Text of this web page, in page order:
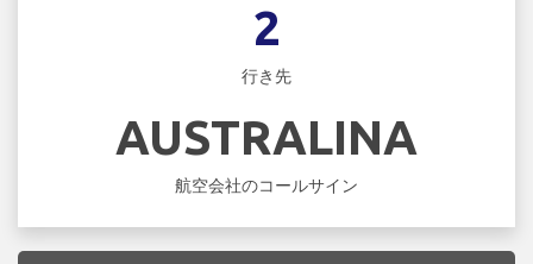
2
行き先
AUSTRALINA
航空会社のコールサイン